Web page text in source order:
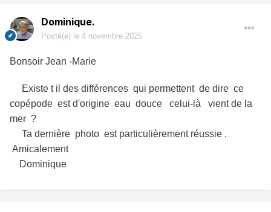
Dominique.
Posté(e) le 4 novembre 2025
Bonsoir Jean -Marie
Existe t il des différences qui permettent de dire ce
copépode est d'origine eau douce celui-là vient de la
mer ?
Ta dernière photo est particulièrement réussie .
Amicalement
Dominique